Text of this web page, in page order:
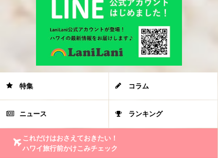
特集 コラム
ニュース ランキング
これだけはおさえておきたい！
ハワイ旅行前かけこみチェック